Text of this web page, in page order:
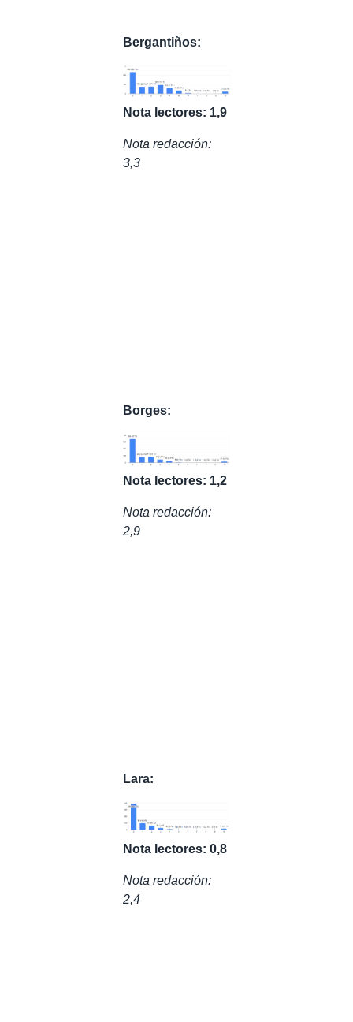
Bergantiños:
Nota lectores: 1,9
Nota redacción:
3,3
Borges:
Nota lectores: 1,2
Nota redacción:
2,9
Lara:
Nota lectores: 0,8
Nota redacción:
2,4